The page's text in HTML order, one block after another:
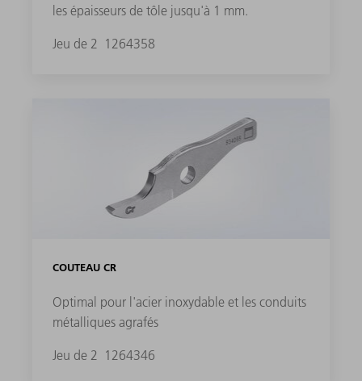
les épaisseurs de tôle jusqu'à 1 mm.
Jeu de 2 1264358
COUTEAU CR
Optimal pour l'acier inoxydable et les conduits
métalliques agrafés
Jeu de 2 1264346